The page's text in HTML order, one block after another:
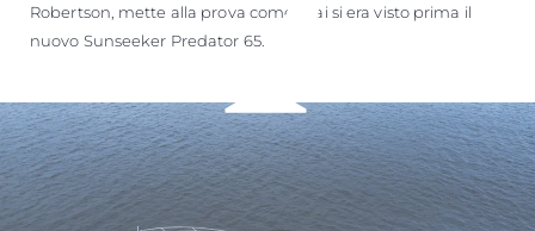
Robertson, mette alla prova come mai si era visto prima il
nuovo Sunseeker Predator 65.